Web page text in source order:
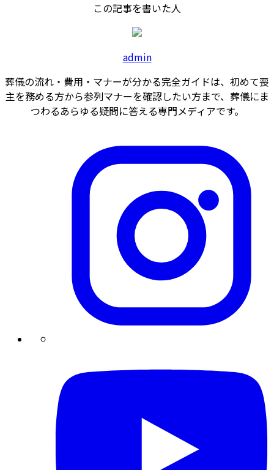
この記事を書いた人
admin
葬儀の流れ・費用・マナーが分かる完全ガイドは、初めて喪
主を務める方から参列マナーを確認したい方まで、葬儀にま
つわるあらゆる疑問に答える専門メディアです。